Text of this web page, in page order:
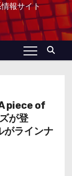
報サイト
piece of
が登
ラインナ